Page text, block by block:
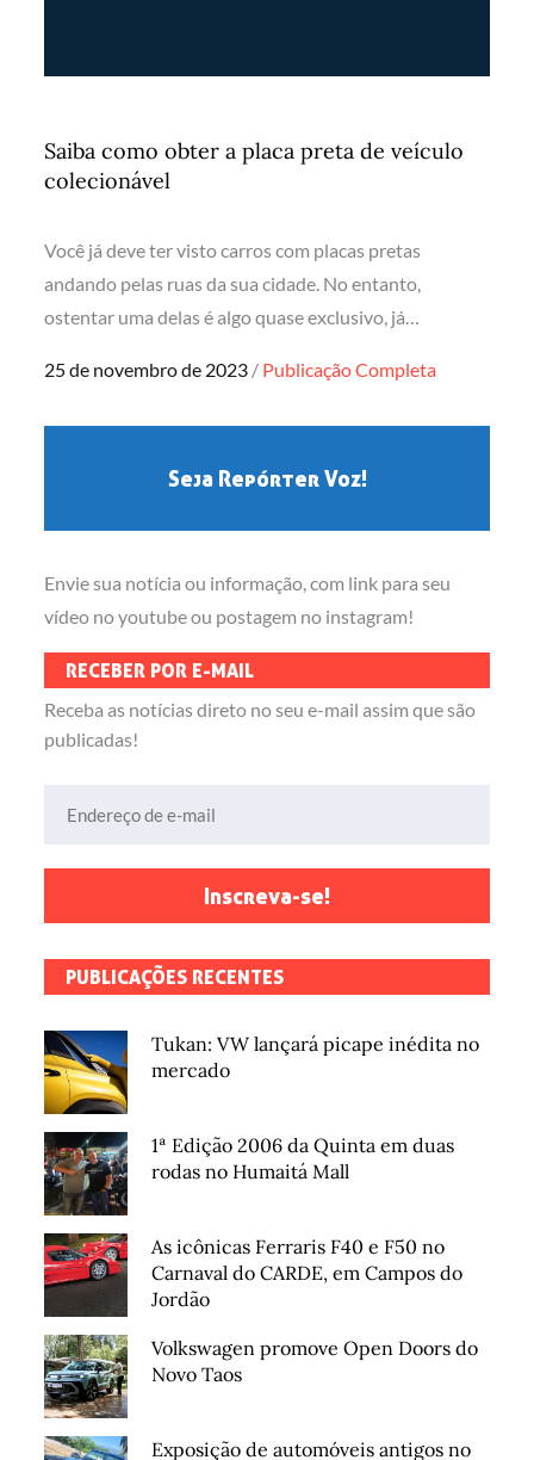
Saiba como obter a placa preta de veículo
colecionável
Você já deve ter visto carros com placas pretas
andando pelas ruas da sua cidade. No entanto,
ostentar uma delas é algo quase exclusivo, já…
Posted
25 de novembro de 2023 Publicação Completa
Seja Repórter Voz!
Envie sua notícia ou informação, com link para seu
vídeo no youtube ou postagem no instagram!
RECEBER POR E-MAIL
Receba as notícias direto no seu e-mail assim que são
publicadas!
Inscreva-se!
PUBLICAÇÕES RECENTES
Tukan: VW lançará picape inédita no
mercado
1ª Edição 2006 da Quinta em duas
rodas no Humaitá Mall
As icônicas Ferraris F40 e F50 no
Carnaval do CARDE, em Campos do
Jordão
Volkswagen promove Open Doors do
Novo Taos
Exposição de automóveis antigos no